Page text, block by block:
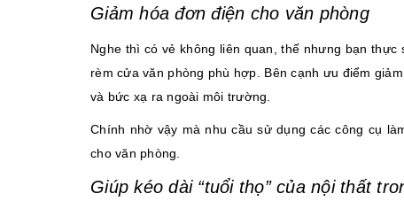
Giảm hóa đơn điện cho văn phòng
Nghe thì có vẻ không liên quan, thế nhưng bạn
rèm cửa văn phòng phù hợp. Bên cạnh ưu điểm
và bức xạ ra ngoài môi trường.
Chính nhờ vậy mà nhu cầu sử dụng các công cụ
cho văn phòng.
Giúp kéo dài “tuổi thọ” của nội thất